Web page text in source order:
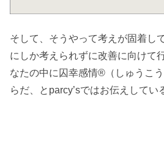
そして、そうやって考えが固着し
にしか考えられずに改善に向けて
なたの中に囚幸感情®（しゅうこ
らだ、とparcy’sではお伝えしてい